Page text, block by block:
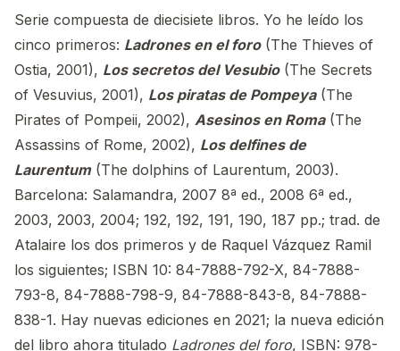
Serie compuesta de diecisiete libros. Yo he leído los
cinco primeros: Ladrones en el foro(The Thieves of
Ostia, 2001), Los secretos del Vesubio(The Secrets
of Vesuvius, 2001), Los piratas de Pompeya(The
Pirates of Pompeii, 2002), Asesinos en Roma(The
Assassins of Rome, 2002), Los delfines de
Laurentum(The dolphins of Laurentum, 2003).
Barcelona: Salamandra, 2007 8ª ed., 2008 6ª ed.,
2003, 2003, 2004; 192, 192, 191, 190, 187 pp.; trad. de
Atalaire los dos primeros y de Raquel Vázquez Ramil
los siguientes; ISBN 10: 84-7888-792-X, 84-7888-
793-8, 84-7888-798-9, 84-7888-843-8, 84-7888-
838-1. Hay nuevas ediciones en 2021; la nueva edición
del libro ahora titulado Ladrones del foro, ISBN: 978-